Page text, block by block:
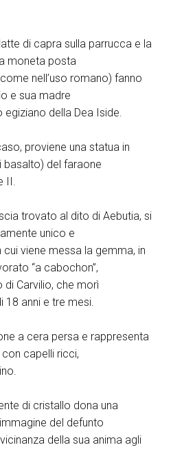
di capra sulla parrucca e la
moneta posta
nell’uso romano) fanno
e sua madre
della Dea Iside.
proviene una statua in
basalto) del faraone
II.
trovato al dito di Aebutia, si
unico e
cui viene messa la gemma, in
“a cabochon”,
Carvilio, che morì
18 anni e tre mesi.
a cera persa e rappresenta
capelli ricci,
di cristallo dona una
del defunto
della sua anima agli